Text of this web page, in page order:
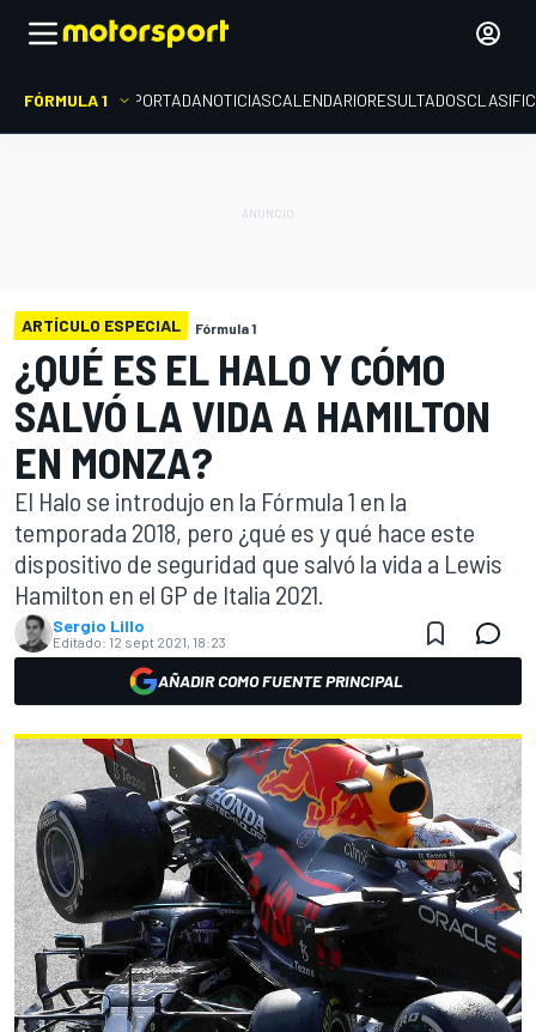
FÓRMULA 1 PORTADANOTICIASCALENDARIORESULTADOS
ARTÍCULO ESPECIAL Fórmula 1
¿QUÉ ES EL HALO Y CÓMO
SALVÓ LA VIDA A HAMILTON
EN MONZA?
El Halo se introdujo en la Fórmula 1 en la
temporada 2018, pero ¿qué es y qué hace este
dispositivo de seguridad que salvó la vida a Lewis
Hamilton en el GP de Italia 2021.
Sergio Lillo
Editado: 12 sept 2021, 18:23
AÑADIR COMO FUENTE PRINCIPAL